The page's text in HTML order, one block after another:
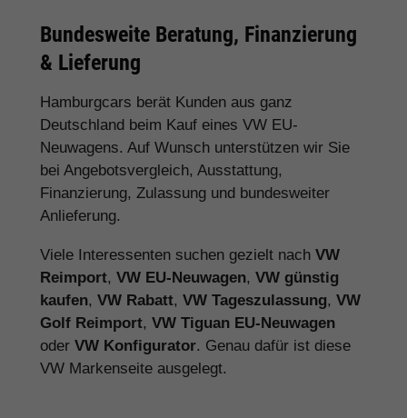
Bundesweite Beratung, Finanzierung
& Lieferung
Hamburgcars berät Kunden aus ganz
Deutschland beim Kauf eines VW EU-
Neuwagens. Auf Wunsch unterstützen wir Sie
bei Angebotsvergleich, Ausstattung,
Finanzierung, Zulassung und bundesweiter
Anlieferung.
Viele Interessenten suchen gezielt nach VW
Reimport, VW EU-Neuwagen, VW günstig
kaufen, VW Rabatt, VW Tageszulassung, VW
Golf Reimport, VW Tiguan EU-Neuwagen
oder VW Konfigurator. Genau dafür ist diese
VW Markenseite ausgelegt.